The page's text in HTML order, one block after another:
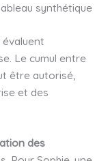
synthétique
Le cumul entre
être autorisé,
et des
des